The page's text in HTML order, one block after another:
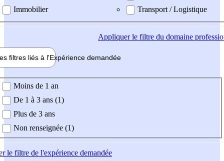
Immobilier
Transport / Logistique
Appliquerle filtre du domaine
filtres liés à l'Expérience demandée
demandée
Moins de 1 an
De 1 à 3 ans (1)
Plus de 3 ans
Non renseignée (1)
le filtre de l'expérience demandée